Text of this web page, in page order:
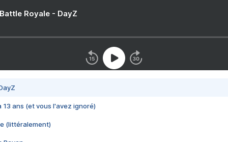
Royale - DayZ
13 ans (et vous l'avez ignoré)
(littéralement)